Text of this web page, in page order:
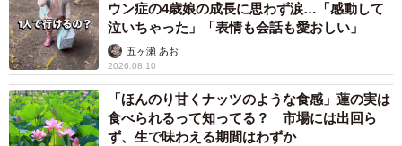
気になる殻の中ですが・・・意外と鶏卵と変わらぬルックス！それなの
に殻はグリーンってやっぱり自然って不思議です（画像提供：動物繁殖
学研究室）
ーーほかにも面白い卵ってあるんですか？
「カンムリシギダチョウの卵も見た目が卵っぽくないんで
ウン症の4歳娘の成長に思わず涙…「感動して
泣いちゃった」「表情も会話も愛おしい」
五ヶ瀬 あお
2026.08.10
「ほんのり甘くナッツのような食感」蓮の実は
食べられるって知ってる？ 市場には出回ら
ず、生で味わえる期間はわずか